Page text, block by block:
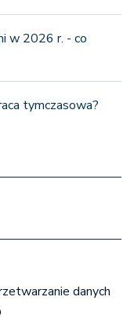
w 2026 r. - co
tymczasowa?
danych